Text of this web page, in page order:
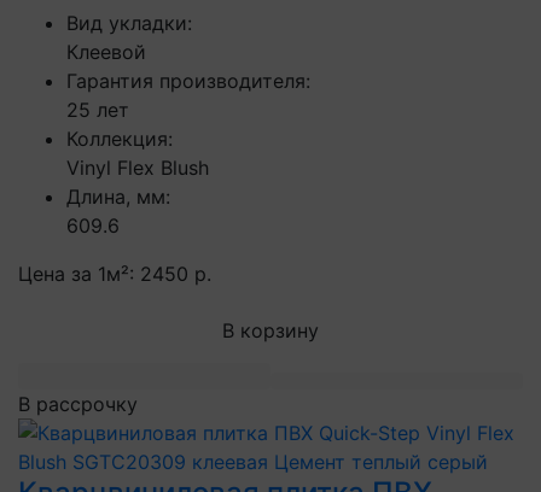
Вид укладки:
Клеевой
Гарантия производителя:
25 лет
Коллекция:
Vinyl Flex Blush
Длина, мм:
609.6
Цена за 1м²: 2450 р.
В корзину
В рассрочку